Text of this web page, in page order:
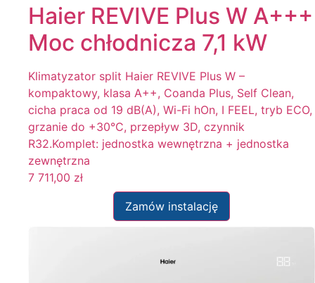
Haier REVIVE Plus W A+++
Moc chłodnicza 7,1 kW
Klimatyzator split Haier REVIVE Plus W –
kompaktowy, klasa A++, Coanda Plus, Self Clean,
cicha praca od 19 dB(A), Wi-Fi hOn, I FEEL, tryb ECO,
grzanie do +30°C, przepływ 3D, czynnik
R32.Komplet: jednostka wewnętrzna + jednostka
zewnętrzna
7 711,00 zł
Zamów instalację